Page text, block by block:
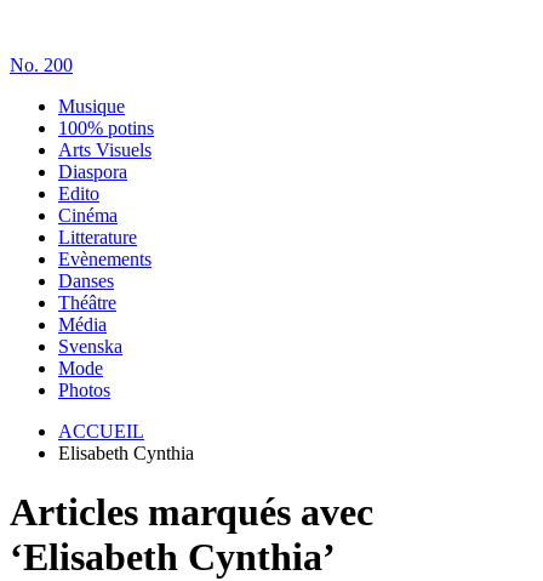
No. 200
Musique
100% potins
Arts Visuels
Diaspora
Edito
Cinéma
Litterature
Evènements
Danses
Théâtre
Média
Svenska
Mode
Photos
ACCUEIL
Elisabeth Cynthia
Articles marqués avec
‘Elisabeth Cynthia’